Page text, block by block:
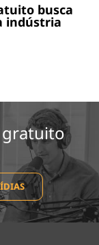
busca
indústria